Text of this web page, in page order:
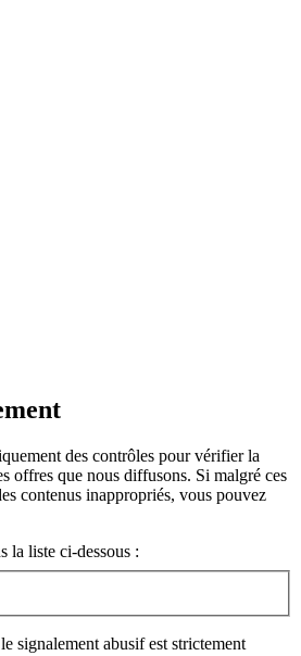
des contrôles pour vérifier la
offres que nous diffusons. Si malgré ces
contenus inappropriés, vous pouvez
la liste ci-dessous :
signalement abusif est strictement